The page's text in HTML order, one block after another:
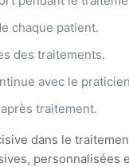
chaque patient.
des traitements.
avec le
traitement.
dans le